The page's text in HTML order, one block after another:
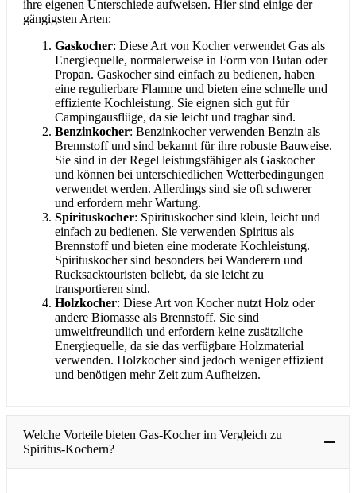
ihre eigenen Unterschiede aufweisen. Hier sind einige der
gängigsten Arten:
Gaskocher: Diese Art von Kocher verwendet Gas als
Energiequelle, normalerweise in Form von Butan oder
Propan. Gaskocher sind einfach zu bedienen, haben
eine regulierbare Flamme und bieten eine schnelle und
effiziente Kochleistung. Sie eignen sich gut für
Campingausflüge, da sie leicht und tragbar sind.
Benzinkocher: Benzinkocher verwenden Benzin als
Brennstoff und sind bekannt für ihre robuste Bauweise.
Sie sind in der Regel leistungsfähiger als Gaskocher
und können bei unterschiedlichen Wetterbedingungen
verwendet werden. Allerdings sind sie oft schwerer
und erfordern mehr Wartung.
Spirituskocher: Spirituskocher sind klein, leicht und
einfach zu bedienen. Sie verwenden Spiritus als
Brennstoff und bieten eine moderate Kochleistung.
Spirituskocher sind besonders bei Wanderern und
Rucksacktouristen beliebt, da sie leicht zu
transportieren sind.
Holzkocher: Diese Art von Kocher nutzt Holz oder
andere Biomasse als Brennstoff. Sie sind
umweltfreundlich und erfordern keine zusätzliche
Energiequelle, da sie das verfügbare Holzmaterial
verwenden. Holzkocher sind jedoch weniger effizient
und benötigen mehr Zeit zum Aufheizen.
Welche Vorteile bieten Gas-Kocher im Vergleich zu
Spiritus-Kochern?